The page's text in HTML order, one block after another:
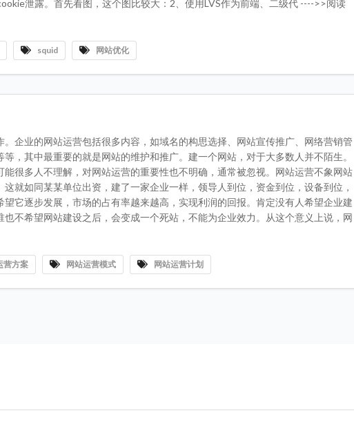
泄露。首先看图，这个图比较大：2、使用LVS作为前端、二级代 ---->>阅读
squid 网站优化
企业的网站运营包括很多内容，如域名的构思选择、网站宣传推广、网络营销管
，其中最重要的就是网站的维护和推广。建一个网站，对于大多数人并不陌生。
很多人不理解，对网站运营的重要性也不明确，通常被忽视。网站运营不象网站
就如同某某单位出资，建了一家企业一样，领导人到位，资金到位，设备到位，
它逐步发展，市场的占有率越来越高，实现利润的回报。肯定没有人希望企业建
不希望网站建设之后，会变成一个死站，不能为企业效力。从这个意义上说，网
营方案 网站运营模式 网站运营计划